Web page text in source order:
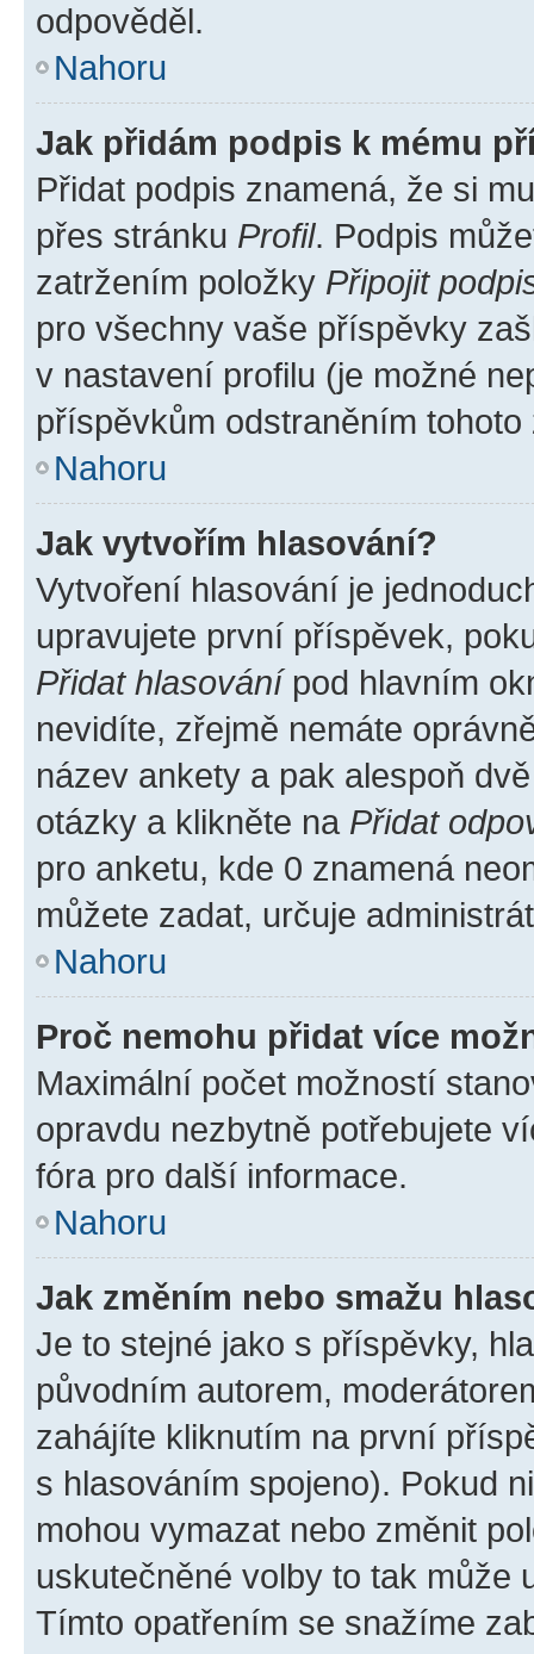
odpověděl.
Nahoru
Jak přidám podpis k mému
Přidat podpis znamená, že si
přes stránku Profil. Podpis
zatržením položky Připojit
pro všechny vaše příspěvky
v nastavení profilu (je možné
příspěvkům odstraněním
Nahoru
Jak vytvořím hlasování?
Vytvoření hlasování je
upravujete první příspěvek,
Přidat hlasovánípod hlavním
nevidíte, zřejmě nemáte
název ankety a pak alespoň
otázky a klikněte na Přidat
pro anketu, kde 0 znamená
můžete zadat, určuje
Nahoru
Proč nemohu přidat více
Maximální počet možností
opravdu nezbytně potřebujete
fóra pro další informace.
Nahoru
Jak změním nebo smažu
Je to stejné jako s příspěvky,
původním autorem,
zahájíte kliknutím na první
s hlasováním spojeno). Pokud
mohou vymazat nebo změnit
uskutečněné volby to tak může
Tímto opatřením se snažíme